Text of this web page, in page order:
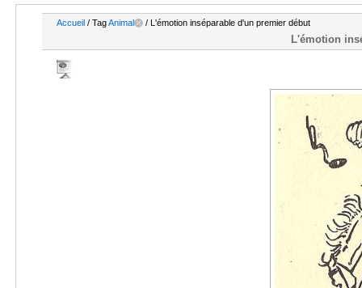
Accueil / TagAnimal / L'émotion inséparable d'un premier début
L'émotion